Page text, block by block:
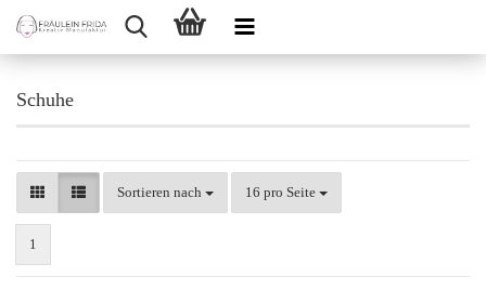
Schuhe
Sortieren nach
Sortieren nach 16 pro Seite
pro Seite
1